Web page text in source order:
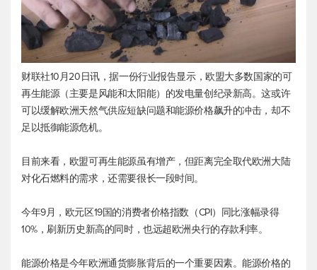
财联社10月20日讯，据一份行业报告显示，欧盟大多数国家的可
再生能源（主要是风能和太阳能）的发电量创纪录新高。这或许
可以缓解欧洲天然气供应短缺问题和能源价格飙升的冲击，却不
足以抵御能源危机。
目前来看，欧盟可再生能源虽有增产，但距离完全取代欧洲大陆
对化石燃料的需求，还需要很长一段时间。
今年9月，欧元区19国的消费者价格指数（CPI）同比涨幅录得
10%，刷新历史新高的同时，也远超欧洲央行的存款利率。
能源价格是今年欧洲通货膨胀背后的一个重要因素。能源价格的